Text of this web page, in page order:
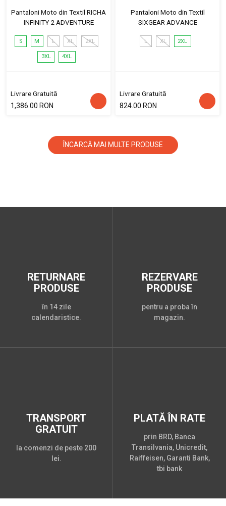
Pantaloni Moto din Textil RICHA
INFINITY 2 ADVENTURE
S M L XL 2XL
3XL 4XL
Livrare Gratuită
1,386.00 RON
Pantaloni Moto din Textil
SIXGEAR ADVANCE
L XL 2XL
Livrare Gratuită
824.00 RON
ÎNCARCĂ MAI MULTE PRODUSE
RETURNARE
PRODUSE
în 14 zile
calendaristice.
REZERVARE
PRODUSE
pentru a proba în
magazin.
TRANSPORT
GRATUIT
la comenzi de peste 200
lei.
PLATĂ ÎN RATE
prin BRD, Banca
Transilvania, Unicredit,
Raiffeisen, Garanti Bank,
tbi bank